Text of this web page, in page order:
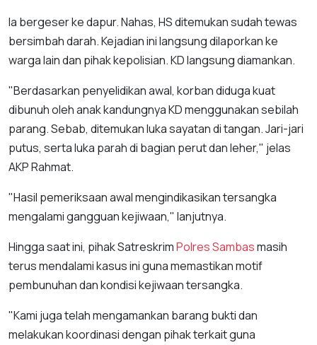
Ia bergeser ke dapur. Nahas, HS ditemukan sudah tewas
bersimbah darah. Kejadian ini langsung dilaporkan ke
warga lain dan pihak kepolisian. KD langsung diamankan.
"Berdasarkan penyelidikan awal, korban diduga kuat
dibunuh oleh anak kandungnya KD menggunakan sebilah
parang. Sebab, ditemukan luka sayatan di tangan. Jari-jari
putus, serta luka parah di bagian perut dan leher," jelas
AKP Rahmat.
"Hasil pemeriksaan awal mengindikasikan tersangka
mengalami gangguan kejiwaan," lanjutnya.
Hingga saat ini, pihak SatreskrimPolres Sambasmasih
terus mendalami kasus ini guna memastikan motif
pembunuhan dan kondisi kejiwaan tersangka.
"Kami juga telah mengamankan barang bukti dan
melakukan koordinasi dengan pihak terkait guna